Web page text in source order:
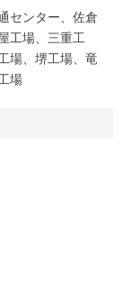
センター、佐倉
工場、三重工
場、堺工場、竜
場